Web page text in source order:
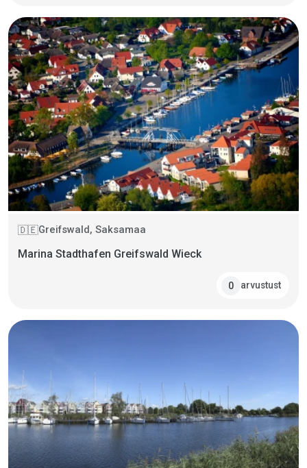
🇩🇪Greifswald, Saksamaa
Marina Stadthafen Greifswald Wieck
0 arvustust